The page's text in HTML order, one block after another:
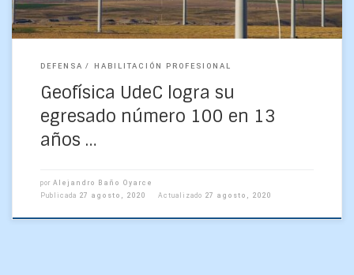
DEFENSA HABILITACIÓN PROFESIONAL
Geofísica UdeC logra su
egresado número 100 en 13
años …
por Alejandro Baño Oyarce
Publicada 27 agosto, 2020 Actualizado 27 agosto, 2020